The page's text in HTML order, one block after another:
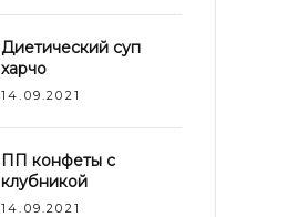
Диетический суп
харчо
14.09.2021
ПП конфеты с
клубникой
14.09.2021